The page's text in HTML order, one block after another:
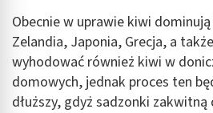
Obecnie w uprawie kiwi dominują
Zelandia, Japonia, Grecja, a
wyhodować również kiwi w
domowych, jednak proces ten
dłuższy, gdyż sadzonki